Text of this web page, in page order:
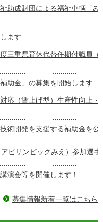
助成財団による福祉車輌「
ます
三重県育休代替任期付職員
助金」の募集を開始します
応（賃上げ型）生産性向上・
術開発を支援する補助金を公
ビリンピックみえ）参加選
演会等を開催します！
募集情報新着一覧はこちら